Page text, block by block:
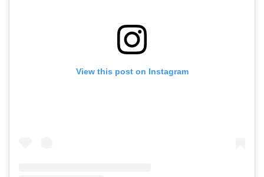
View this post on Instagram